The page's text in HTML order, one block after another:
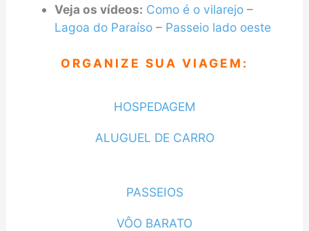
Veja os vídeos: Como é o vilarejo–
Lagoa do Paraíso– Passeio lado oeste
ORGANIZE SUA VIAGEM:
HOSPEDAGEM
ALUGUEL DE CARRO
PASSEIOS
VÔO BARATO